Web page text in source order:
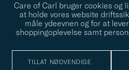
Care of Carl bruger cookies og
at holde vores website
måle ydeevnen og for at
shoppingoplevelse samt
TILLAT NØDVENDIGE
STILRÅDGIVNING
© Care of Carl 2026